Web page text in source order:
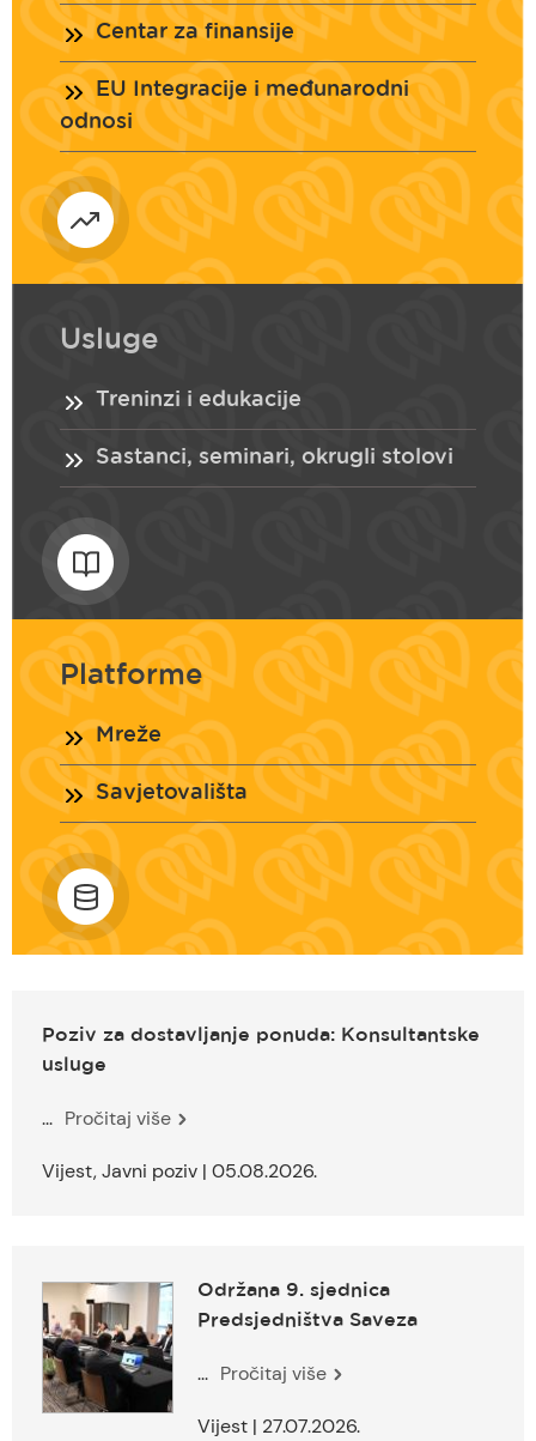
Centar za finansije
EU Integracije i međunarodni
odnosi
Usluge
Treninzi i edukacije
Sastanci, seminari, okrugli stolovi
Platforme
Mreže
Savjetovališta
Poziv za dostavljanje ponuda: Konsultantske
usluge
... Pročitaj više
Vijest, Javni poziv | 05.08.2026.
Održana 9. sjednica
Predsjedništva Saveza
... Pročitaj više
Vijest | 27.07.2026.